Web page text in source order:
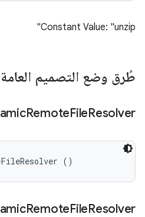
Constant Value: "unzip"
طُرق وضع التصميم العامة
RemoteFileResolver
()
RemoteFileResolver